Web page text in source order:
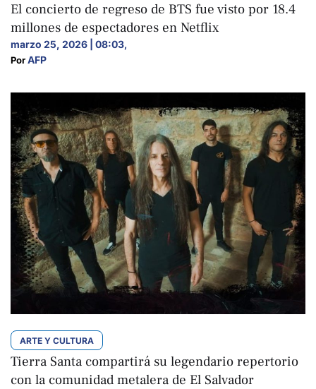
El concierto de regreso de BTS fue visto por 18.4
millones de espectadores en Netflix
marzo 25, 2026 | 08:03,
Por AFP
ARTE Y CULTURA
Tierra Santa compartirá su legendario repertorio
con la comunidad metalera de El Salvador